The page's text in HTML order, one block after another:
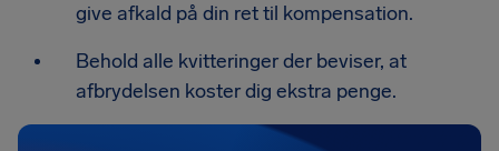
give afkald på din ret til kompensation.
Behold alle kvitteringer der beviser, at
afbrydelsen koster dig ekstra penge.